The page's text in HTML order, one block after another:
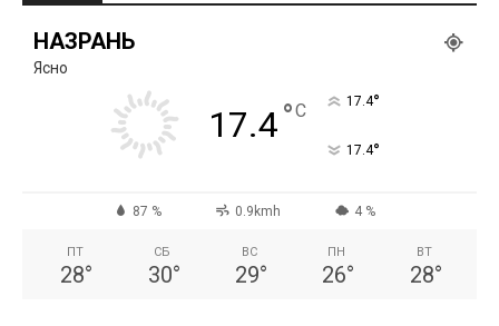
НАЗРАНЬ
Ясно
17.4°C 17.4°
17.4°
87 % 0.9kmh 4 %
ПТ
28°
СБ
30°
ВС
29°
ПН
26°
ВТ
28°